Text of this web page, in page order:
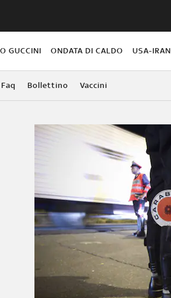
GUCCINI ONDATA DI CALDO USA-IRAN
Faq Bollettino Vaccini